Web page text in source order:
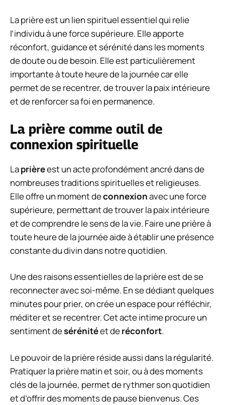
La prière est un lien spirituel essentiel qui relie
l’individu à une force supérieure. Elle apporte
réconfort, guidance et sérénité dans les moments
de doute ou de besoin. Elle est particulièrement
importante à toute heure de la journée car elle
permet de se recentrer, de trouver la paix intérieure
et de renforcer sa foi en permanence.
La prière comme outil de
connexion spirituelle
Laprièreest un acte profondément ancré dans de
nombreuses traditions spirituelles et religieuses.
Elle offre un moment deconnexionavec une force
supérieure, permettant de trouver la paix intérieure
et de comprendre le sens de la vie. Faire une prière à
toute heure de la journée aide à établir une présence
constante du divin dans notre quotidien.
Une des raisons essentielles de la prière est de se
reconnecter avec soi-même. En se dédiant quelques
minutes pour prier, on crée un espace pour réfléchir,
méditer et se recentrer. Cet acte intime procure un
sentiment desérénitéet deréconfort.
Le pouvoir de la prière réside aussi dans la régularité.
Pratiquer la prière matin et soir, ou à des moments
clés de la journée, permet de rythmer son quotidien
et d’offrir des moments de pause bienvenus. Ces